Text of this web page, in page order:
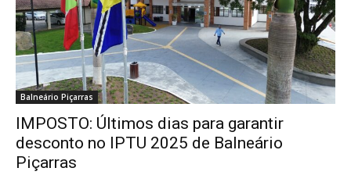
Balneário Piçarras
IMPOSTO: Últimos dias para garantir
desconto no IPTU 2025 de Balneário
Piçarras